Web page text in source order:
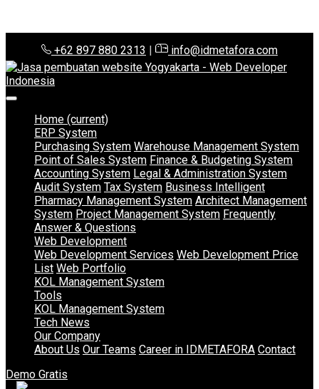
+62 897 880 2313 | info@idmetafora.com
Home (current)
ERP System
Purchasing System Warehouse Management System
Point of Sales System Finance & Budgeting System
Accounting System Legal & Administration System
Audit System Tax System Business Intelligent
Pharmacy Management System Architect Management
System Project Management System Frequently
Answer & Questions
Web Development
Web Development Services Web Development Price
List Web Portfolio
KOL Management System
Tools
KOL Management System
Tech News
Our Company
About Us Our Teams Career in IDMETAFORA Contact
Demo Gratis